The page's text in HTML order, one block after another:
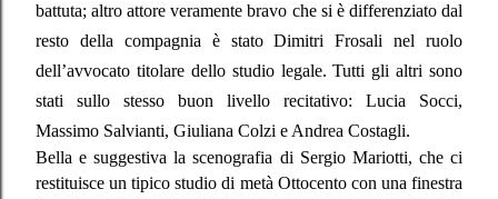
battuta; altro attore veramente bravo che si è differenziato dal
resto della compagnia è stato Dimitri Frosali nel ruolo
dell’avvocato titolare dello studio legale. Tutti gli altri sono
stati sullo stesso buon livello recitativo: Lucia Socci,
Massimo Salvianti, Giuliana Colzi e Andrea Costagli.
Bella e suggestiva la scenografia di Sergio Mariotti, che ci
restituisce un tipico studio di metà Ottocento con una finestra